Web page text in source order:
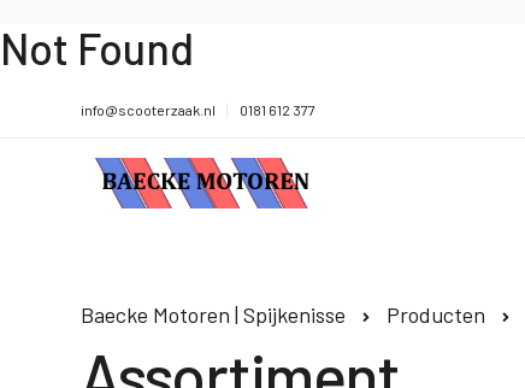
Not Found
info@scooterzaak.nl 0181 612 377
Baecke Motoren | Spijkenisse Producten